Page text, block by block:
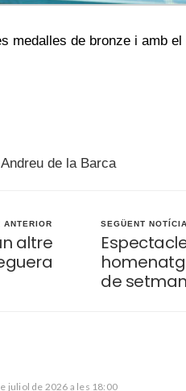
medalles de bronze i amb
de la Barca
ANTERIOR
altre
SEGÜENT NOTÍCIA
de
juliol de 2026 a les 18:00